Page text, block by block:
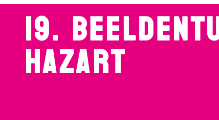
19.
HAZART